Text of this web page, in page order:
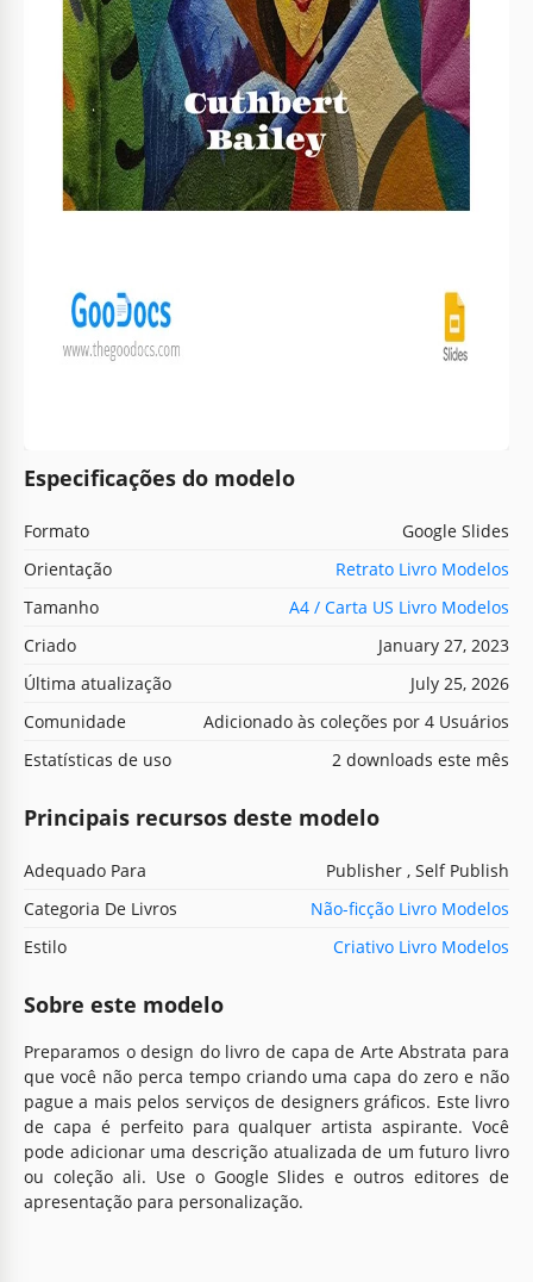
Especificações do modelo
Formato
Google Slides
Orientação
Retrato Livro Modelos
Tamanho
A4 / Carta US Livro Modelos
Criado
January 27, 2023
Última atualização
July 25, 2026
Comunidade
Adicionado às coleções por 4 Usuários
Estatísticas de uso
2 downloads este mês
Principais recursos deste modelo
Adequado Para
Publisher , Self Publish
Categoria De Livros
Não-ficção Livro Modelos
Estilo
Criativo Livro Modelos
Sobre este modelo
Preparamos o design do livro de capa de Arte Abstrata para
que você não perca tempo criando uma capa do zero e não
pague a mais pelos serviços de designers gráficos. Este livro
de capa é perfeito para qualquer artista aspirante. Você
pode adicionar uma descrição atualizada de um futuro livro
ou coleção ali. Use o Google Slides e outros editores de
apresentação para personalização.